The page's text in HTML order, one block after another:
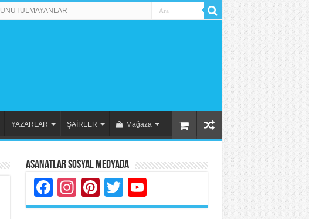
UNUTULMAYANLAR
YAZARLAR ŞAİRLER Mağaza
Asanatlar Sosyal Medyada
Facebook
Instagram
Pinterest
Twitter